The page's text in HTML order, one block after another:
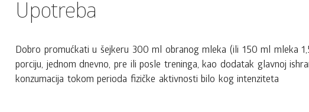
Upotreba
Dobro promućkati u šejkeru 300 ml obranog mleka (ili 150 ml mleka
porciju, jednom dnevno, pre ili posle treninga, kao dodatak glavnoj
konzumacija tokom perioda fizičke aktivnosti bilo kog intenziteta